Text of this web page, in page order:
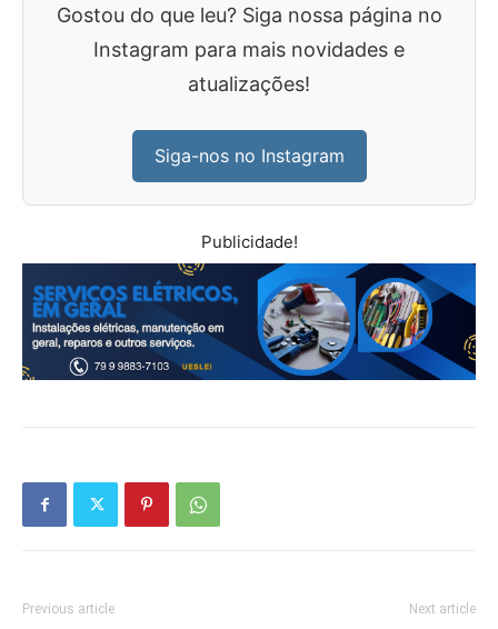
Gostou do que leu? Siga nossa página no
Instagram para mais novidades e
atualizações!
Siga-nos no Instagram
Publicidade!
Previous article Next article